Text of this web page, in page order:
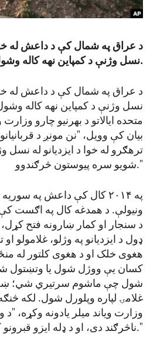
د عراق په شمال کې د داعش له
نسل وژنې د کمپاین نهه کاله وشول.
د عراق په شمال کې د داعش له
متحده ایالاتو د بهرنیو چارو وزارت
بیان کې وویل، "نن مونږ د
ترهګرو له خوا د ایزدیانو له نسل
شویو سره پیوستون څرګندوو."
په ۲۰۱۴ کال کې داعش په
ونیولې. د همدغه کال په اګست
د سنجار او کمار ښارونه فتح
ډول د ایزدیانو په وژلو، غلامولو
هغوی خلک او د هغوی کلتور له
کسان یې ووژل شول یا وتښتول
شول چې ماشوم سرتیري شي؛
غلامۍ لپاره وپلورل شول. لکه
وزارت ویاند میلر یادونه وکړه،
ناڅرګند دی، او د ډله ایزو قبرونو کشف دوام لري."